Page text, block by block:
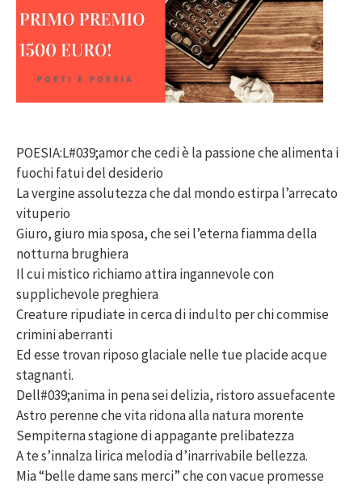
POESIA:L#039;amor che cedi è la passione che alimenta i
fuochi fatui del desiderio
La vergine assolutezza che dal mondo estirpa l’arrecato
vituperio
Giuro, giuro mia sposa, che sei l’eterna fiamma della
notturna brughiera
Il cui mistico richiamo attira ingannevole con
supplichevole preghiera
Creature ripudiate in cerca di indulto per chi commise
crimini aberranti
Ed esse trovan riposo glaciale nelle tue placide acque
stagnanti.
Dell#039;anima in pena sei delizia, ristoro assuefacente
Astro perenne che vita ridona alla natura morente
Sempiterna stagione di appagante prelibatezza
A te s’innalza lirica melodia d’inarrivabile bellezza.
Mia “belle dame sans merci” che con vacue promesse